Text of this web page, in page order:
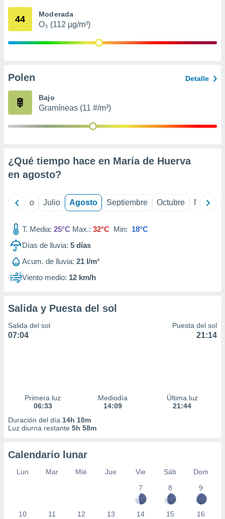
mediante
publicidad
de
44 Moderada
O₃ (112 µg/m³)
Polen Detalle
Bajo
Gramíneas (11 #/m³)
¿Qué tiempo hace en María de Huerva
en agosto?
Junio Julio Agosto Septiembre Octubre
T. Media: 25°C Max.: 32°C Min: 18°C
Días de lluvia: 5 días
Acum. de lluvia: 21 l/m²
Viento medio: 12 km/h
Salida y Puesta del sol
Salida del sol
07:04
Puesta del sol
21:14
Primera luz
06:33
Mediodía
14:09
Última luz
21:44
Duración del día 14h 10m
Luz diurna restante 5h 58m
Calendario lunar
Lun Mar Mié Jue Vie Sáb
Dom
7
8 9
10 11 12 13 14 15 16